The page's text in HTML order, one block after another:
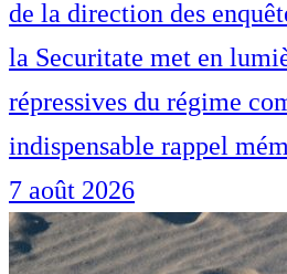
de la direction des
la Securitate met en
répressives du régime
indispensable rappel
7 août 2026